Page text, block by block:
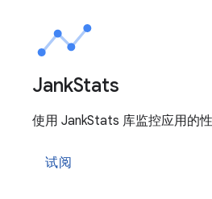
JankStats
使用 JankStats 库监控应用的性
试阅